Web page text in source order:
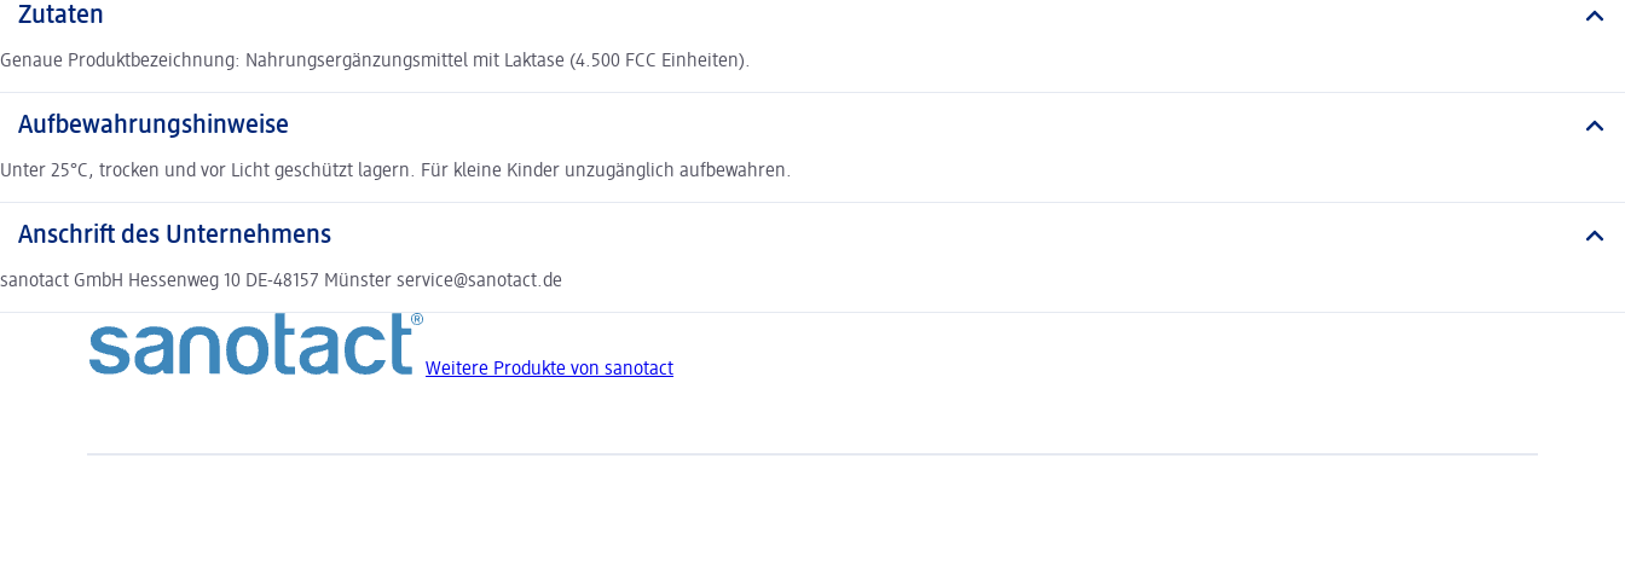
Zutaten
Genaue Produktbezeichnung: Nahrungsergänzungsmittel mit Laktase (4.500 FCC Einheiten).
Aufbewahrungshinweise
Unter 25°C, trocken und vor Licht geschützt lagern. Für kleine Kinder unzugänglich aufbewahren.
Anschrift des Unternehmens
sanotact GmbH Hessenweg 10 DE-48157 Münster service@sanotact.de
Weitere Produkte von sanotact